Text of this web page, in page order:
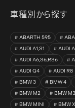
車種別から探す
ABARTH 595
AUDI A1,S1
AUDI
AUDI A6,S6,RS6
AUDI Q4
AUDI R8
BMW 3
BMW 4
BMW M2
BMW
BMW MINI
BMW X